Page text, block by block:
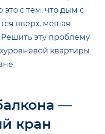
это с тем, что дым с
вверх, мешая
эту проблему
квартиры
—
кран